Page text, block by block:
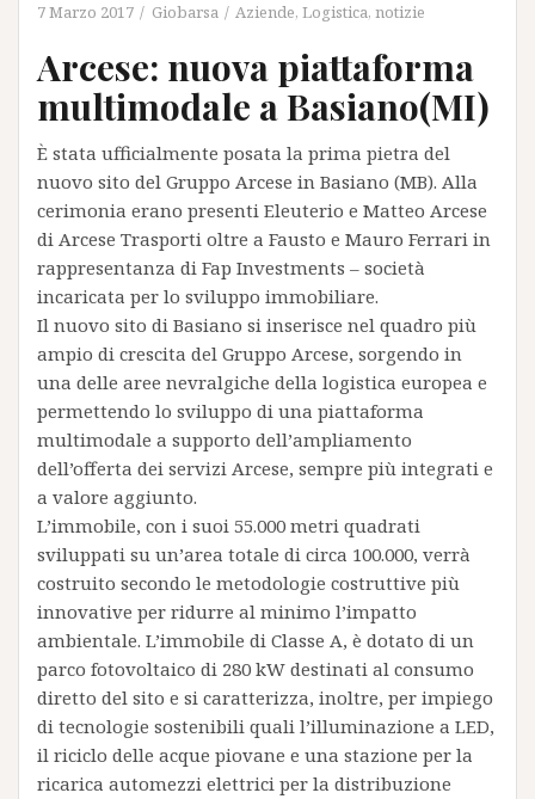
7 Marzo 2017 Giobarsa Aziende, Logistica, notizie
Arcese: nuova piattaforma
multimodale a Basiano(MI)
È stata ufficialmente posata la prima pietra del
nuovo sito del Gruppo Arcese in Basiano (MB). Alla
cerimonia erano presenti Eleuterio e Matteo Arcese
di Arcese Trasporti oltre a Fausto e Mauro Ferrari in
rappresentanza di Fap Investments – società
incaricata per lo sviluppo immobiliare.
Il nuovo sito di Basiano si inserisce nel quadro più
ampio di crescita del Gruppo Arcese, sorgendo in
una delle aree nevralgiche della logistica europea e
permettendo lo sviluppo di una piattaforma
multimodale a supporto dell’ampliamento
dell’offerta dei servizi Arcese, sempre più integrati e
a valore aggiunto.
L’immobile, con i suoi 55.000 metri quadrati
sviluppati su un’area totale di circa 100.000, verrà
costruito secondo le metodologie costruttive più
innovative per ridurre al minimo l’impatto
ambientale. L’immobile di Classe A, è dotato di un
parco fotovoltaico di 280 kW destinati al consumo
diretto del sito e si caratterizza, inoltre, per impiego
di tecnologie sostenibili quali l’illuminazione a LED,
il riciclo delle acque piovane e una stazione per la
ricarica automezzi elettrici per la distribuzione